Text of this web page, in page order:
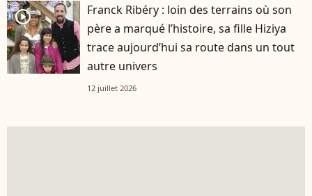
player2
Franck Ribéry : loin des terrains où son
père a marqué l’histoire, sa fille Hiziya
trace aujourd’hui sa route dans un tout
autre univers
12 juillet 2026